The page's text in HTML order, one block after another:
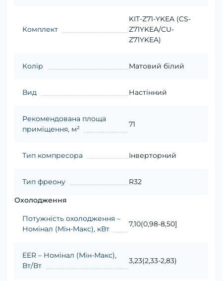
Комплект
KIT-Z71-YKEA (CS-
Z71YKEA/CU-
Z71YKEA)
Колір Матовий білий
Вид Настінний
Рекомендована площа
приміщення, м²
71
Тип компресора Інверторний
Тип фреону R32
Охолодження
Потужність охолодження –
Номінал (Мін-Макс), кВт
7,10(0,98-8,50]
EER – Номінал (Мін-Макс),
Вт/Вт
3,23(2,33-2,83)